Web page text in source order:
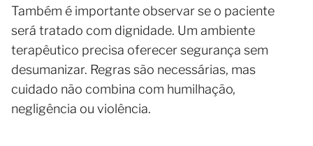
Também é importante observar se o paciente
será tratado com dignidade. Um ambiente
terapêutico precisa oferecer segurança sem
desumanizar. Regras são necessárias, mas
cuidado não combina com humilhação,
negligência ou violência.